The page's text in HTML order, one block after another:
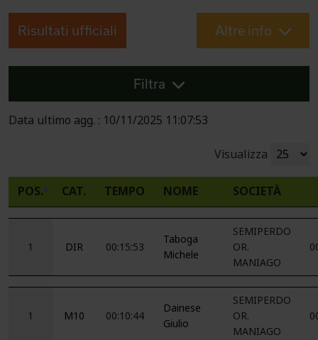
Risultati ufficiali Altre info
Filtra
Data ultimo agg. : 10/11/2025 11:07:53
Visualizza
POS. CAT. TEMPO NOME SOCIETÀ
1 DIR 00:15:53
Taboga
Michele
SEMIPERDO
OR.
MANIAGO
1 M10 00:10:44
Dainese
Giulio
SEMIPERDO
OR.
MANIAGO